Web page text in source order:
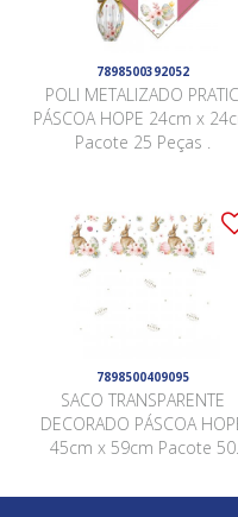
7898500392052
POLI METALIZADO PRATIC
PÁSCOA HOPE 24cm x
Pacote 25 Peças .
7898500409095
SACO TRANSPARENTE
DECORADO PÁSCOA
45cm x 59cm Pacote 50